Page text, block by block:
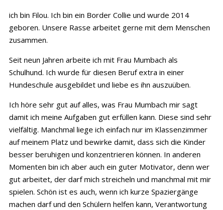
ich bin Filou. Ich bin ein Border Collie und wurde 2014
geboren. Unsere Rasse arbeitet gerne mit dem Menschen
zusammen.
Seit neun Jahren arbeite ich mit Frau Mumbach als
Schulhund. Ich wurde für diesen Beruf extra in einer
Hundeschule ausgebildet und liebe es ihn auszuüben.
Ich höre sehr gut auf alles, was Frau Mumbach mir sagt
damit ich meine Aufgaben gut erfüllen kann. Diese sind sehr
vielfältig. Manchmal liege ich einfach nur im Klassenzimmer
auf meinem Platz und bewirke damit, dass sich die Kinder
besser beruhigen und konzentrieren können. In anderen
Momenten bin ich aber auch ein guter Motivator, denn wer
gut arbeitet, der darf mich streicheln und manchmal mit mir
spielen. Schön ist es auch, wenn ich kurze Spaziergänge
machen darf und den Schülern helfen kann, Verantwortung